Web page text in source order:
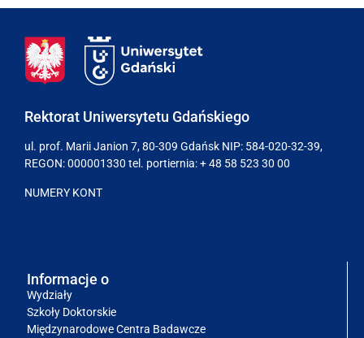
Rektorat Uniwersytetu Gdańskiego
ul. prof. Marii Janion 7, 80-309 Gdańsk NIP: 584-020-32-39,
REGON: 000001330 tel. portiernia:+ 48 58 523 30 00
NUMERY KONT
Informacje o
Wydziały
Szkoły Doktorskie
Międzynarodowe Centra Badawcze